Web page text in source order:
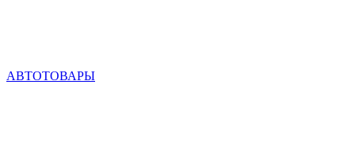
АВТОТОВАРЫ